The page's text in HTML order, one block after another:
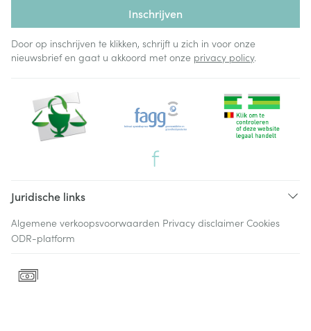
Inschrijven
Door op inschrijven te klikken, schrijft u zich in voor onze
nieuwsbrief en gaat u akkoord met onze privacy policy.
Juridische links
Algemene verkoopsvoorwaarden Privacy disclaimer Cookies
ODR-platform